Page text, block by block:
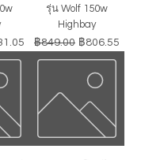
าขายลด
รุ่น Wolf 150w
Highbay
ราคาปกติ
฿849.00 ราคาขายลด
฿806.55